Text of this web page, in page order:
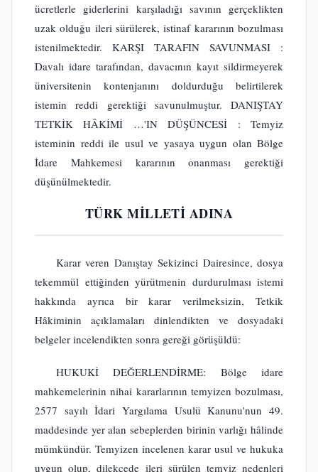
ücretlerle giderlerini karşıladığı savının gerçeklikten
uzak olduğu ileri sürülerek, istinaf kararının bozulması
istenilmektedir. KARŞI TARAFIN SAVUNMASI :
Davalı idare tarafından, davacının kayıt sildirmeyerek
üniversitenin kontenjanını doldurduğu belirtilerek
istemin reddi gerektiği savunulmuştur. DANIŞTAY
TETKİK HÂKİMİ …'IN DÜŞÜNCESİ : Temyiz
isteminin reddi ile usul ve yasaya uygun olan Bölge
İdare Mahkemesi kararının onanması gerektiği
düşünülmektedir.
TÜRK MİLLETİ ADINA
Karar veren Danıştay Sekizinci Dairesince, dosya
tekemmül ettiğinden yürütmenin durdurulması istemi
hakkında ayrıca bir karar verilmeksizin, Tetkik
Hâkiminin açıklamaları dinlendikten ve dosyadaki
belgeler incelendikten sonra gereği görüşüldü:
HUKUKİ DEĞERLENDİRME: Bölge idare
mahkemelerinin nihai kararlarının temyizen bozulması,
2577 sayılı İdari Yargılama Usulü Kanunu'nun 49.
maddesinde yer alan sebeplerden birinin varlığı hâlinde
mümkündür. Temyizen incelenen karar usul ve hukuka
uygun olup, dilekçede ileri sürülen temyiz nedenleri